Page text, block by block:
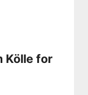
Kölle for